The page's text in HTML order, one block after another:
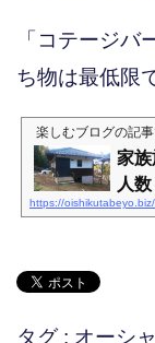
「コテージ
ち物は最低限
楽しむブログの記
家
人
https://
タグ : オーシ